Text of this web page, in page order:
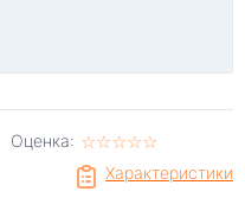
Оценка: ☆☆☆☆☆
★★★★★
Характеристики